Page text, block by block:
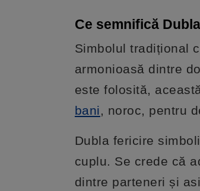
Ce semnifică
Simbolul tradițional
armonioasă dintre
este folosită,
bani, noroc, pentru
Dubla fericire
cuplu. Se crede că
dintre parteneri și